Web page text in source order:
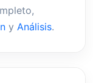
y Análisis.